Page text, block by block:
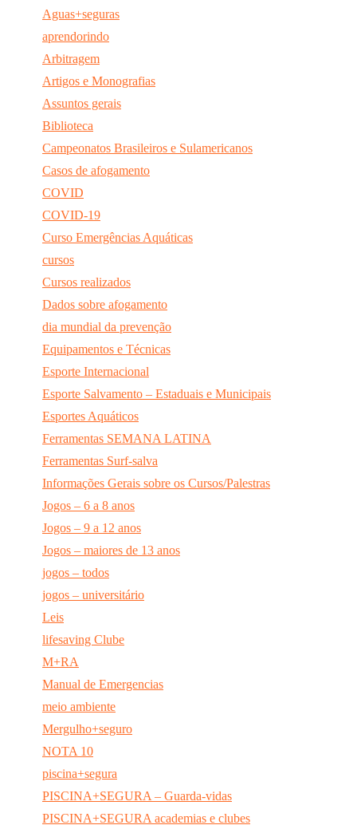
Aguas+seguras
aprendorindo
Arbitragem
Artigos e Monografias
Assuntos gerais
Biblioteca
Campeonatos Brasileiros e Sulamericanos
Casos de afogamento
COVID
COVID-19
Curso Emergências Aquáticas
cursos
Cursos realizados
Dados sobre afogamento
dia mundial da prevenção
Equipamentos e Técnicas
Esporte Internacional
Esporte Salvamento – Estaduais e Municipais
Esportes Aquáticos
Ferramentas SEMANA LATINA
Ferramentas Surf-salva
Informações Gerais sobre os Cursos/Palestras
Jogos – 6 a 8 anos
Jogos – 9 a 12 anos
Jogos – maiores de 13 anos
jogos – todos
jogos – universitário
Leis
lifesaving Clube
M+RA
Manual de Emergencias
meio ambiente
Mergulho+seguro
NOTA 10
piscina+segura
PISCINA+SEGURA – Guarda-vidas
PISCINA+SEGURA academias e clubes